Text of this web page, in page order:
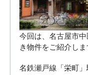
今回は、名古屋市
き物件をご紹介しま
名鉄瀬戸線「栄町